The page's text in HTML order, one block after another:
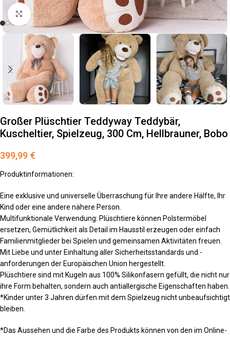
klicken um zu vergrößern
Großer Plüschtier Teddyway Teddybär,
Kuscheltier, Spielzeug, 300 Cm, Hellbrauner, Bobo
399,99 €
Produktinformationen:
Eine exklusive und universelle Überraschung für Ihre andere Hälfte, Ihr
Kind oder eine andere nähere Person.
Multifunktionale Verwendung: Plüschtiere können Polstermöbel
ersetzen, Gemütlichkeit als Detail im Hausstil erzeugen oder einfach
Familienmitglieder bei Spielen und gemeinsamen Aktivitäten freuen.
Mit Liebe und unter Einhaltung aller Sicherheitsstandards und -
anforderungen der Europäischen Union hergestellt.
Plüschtiere sind mit Kugeln aus 100% Silikonfasern gefüllt, die nicht nur
ihre Form behalten, sondern auch antiallergische Eigenschaften haben.
*Kinder unter 3 Jahren dürfen mit dem Spielzeug nicht unbeaufsichtigt
bleiben.
*Das Aussehen und die Farbe des Produkts können von den im Online-